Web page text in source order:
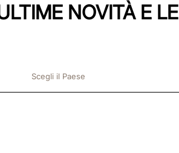
NOVITÀ E LE
Scegli il Paese